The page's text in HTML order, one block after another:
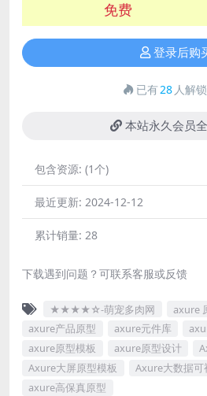
免费
登录后购
已有28 人解
本站永久会员
包含资源: (1个)
最近更新: 2024-12-12
累计销量: 28
下载遇到问题？可联系客服或反馈
★★★★☆-萌宠多肉网 axure
axure产品原型
axure元件库
axure原型模板
axure原型设计
Axure大屏原型模板
Axure大数据可
axure高保真原型